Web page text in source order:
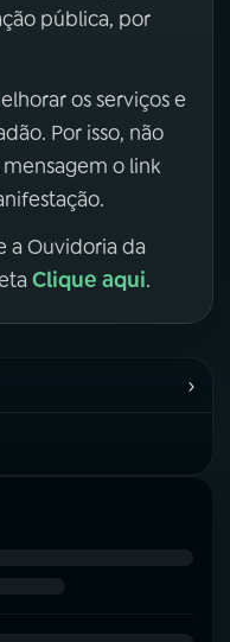
pública, por
os serviços e
Por isso, não
o link
a Ouvidoria da
Clique aqui.
›